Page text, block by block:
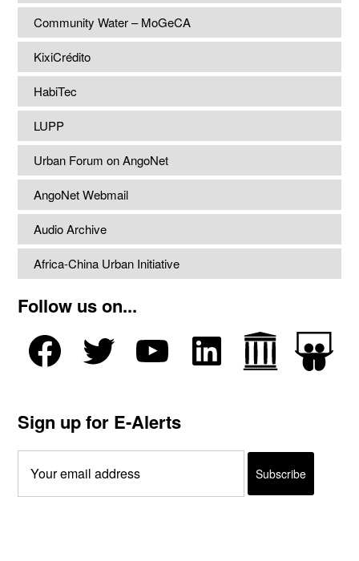
Community Water – MoGeCA
KixiCrédito
HabiTec
LUPP
Urban Forum on AngoNet
AngoNet Webmail
Audio Archive
Africa-China Urban Initiative
Follow us on...
Sign up for E-Alerts